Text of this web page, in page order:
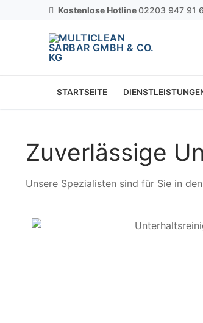
Kostenlose Hotline02203 947 91
STARTSEITE
Zuverlässige
Unsere Spezialisten sind für Sie in